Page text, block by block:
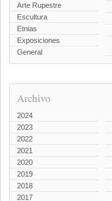
Arte Rupestre
Escultura
Etnias
Exposiciones
General
Archivo
2024
2023
2022
2021
2020
2019
2018
2017